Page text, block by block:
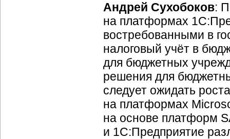
Андрей Сухобоков:
на платформах
востребованными в
налоговый учёт в
для бюджетных
решения для
следует ожидать
на платформах
на основе платформ
и 1С:Предприятие